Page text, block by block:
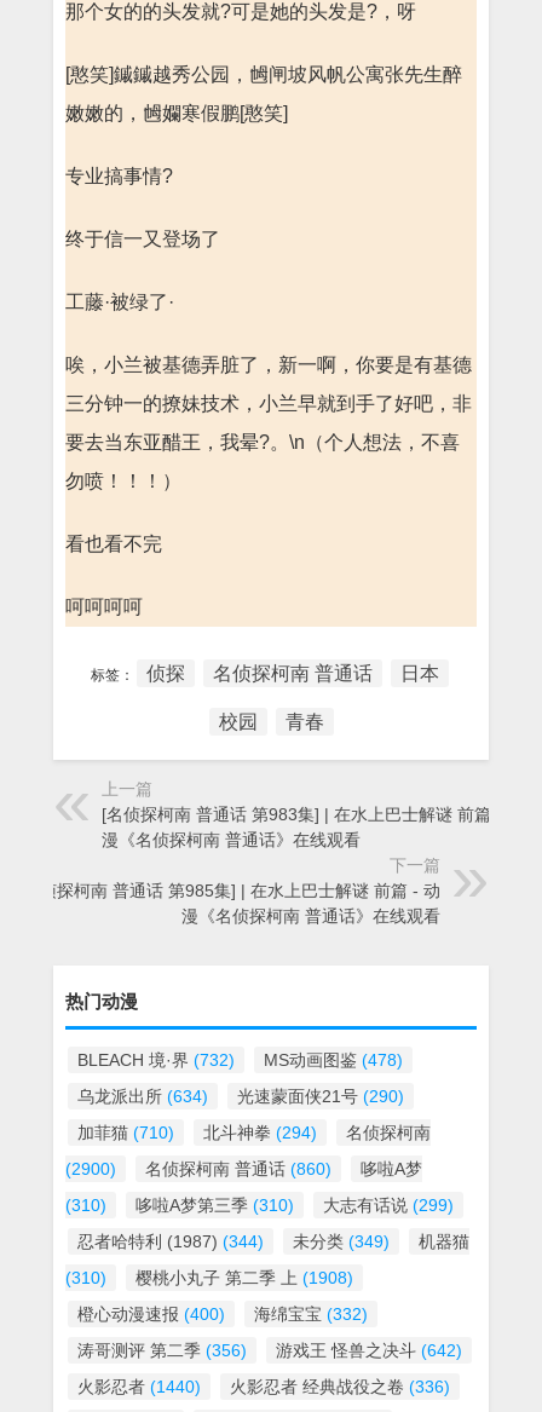
那个女的的头发就?可是她的头发是?，呀
[憨笑]鏚鏚越秀公园，乸闸坡风帆公寓张先生醉
嫩嫩的，乸孄寒假鹏[憨笑]
专业搞事情?
终于信一又登场了
工藤·被绿了·
唉，小兰被基德弄脏了，新一啊，你要是有基德
三分钟一的撩妹技术，小兰早就到手了好吧，非
要去当东亚醋王，我晕?。\n（个人想法，不喜
勿喷！！！）
看也看不完
呵呵呵呵
标签： 侦探 名侦探柯南 普通话 日本
校园 青春
上一篇
[名侦探柯南 普通话 第983集] | 在水上巴士解谜 前篇 - 动
漫《名侦探柯南 普通话》在线观看
下一篇
[名侦探柯南 普通话 第985集] | 在水上巴士解谜 前篇 - 动
漫《名侦探柯南 普通话》在线观看
热门动漫
BLEACH 境·界 (732) MS动画图鉴 (478)
乌龙派出所 (634) 光速蒙面侠21号 (290)
加菲猫 (710) 北斗神拳 (294)
名侦探柯南
(2900)
名侦探柯南 普通话 (860)
哆啦A梦
(310)
哆啦A梦第三季 (310) 大志有话说 (299)
忍者哈特利 (1987) (344) 未分类 (349)
机器猫
(310)
樱桃小丸子 第二季 上 (1908)
橙心动漫速报 (400) 海绵宝宝 (332)
涛哥测评 第二季 (356) 游戏王 怪兽之决斗 (642)
火影忍者 (1440) 火影忍者 经典战役之卷 (336)